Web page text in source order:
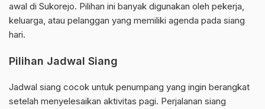
awal di Sukorejo. Pilihan ini banyak digunakan oleh pekerja,
keluarga, atau pelanggan yang memiliki agenda pada siang
hari.
Pilihan Jadwal Siang
Jadwal siang cocok untuk penumpang yang ingin berangkat
setelah menyelesaikan aktivitas pagi. Perjalanan siang